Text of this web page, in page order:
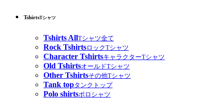
TshirtsTシャツ
Tshirts AllTシャツ全て
Rock TshirtsロックTシャツ
Character TshirtsキャラクターTシャツ
Old TshirtsオールドTシャツ
Other Tshirtsその他Tシャツ
Tank topタンクトップ
Polo shirtsポロシャツ